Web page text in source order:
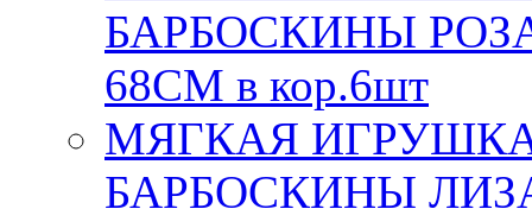
БАРБОСКИНЫ
68СМ в кор.6шт
МЯГКАЯ
БАРБОСКИНЫ